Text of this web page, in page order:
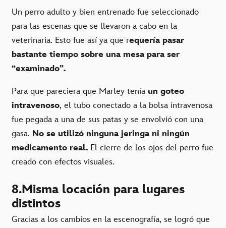
Un perro adulto y bien entrenado fue seleccionado
para las escenas que se llevaron a cabo en la
veterinaria. Esto fue así ya que requería pasar
bastante tiempo sobre una mesa para ser
“examinado”.
Para que pareciera que Marley tenía un goteo
intravenoso, el tubo conectado a la bolsa intravenosa
fue pegada a una de sus patas y se envolvió con una
gasa. No se utilizó ninguna jeringa ni ningún
medicamento real. El cierre de los ojos del perro fue
creado con efectos visuales.
8.Misma locación para lugares
distintos
Gracias a los cambios en la escenografía, se logró que